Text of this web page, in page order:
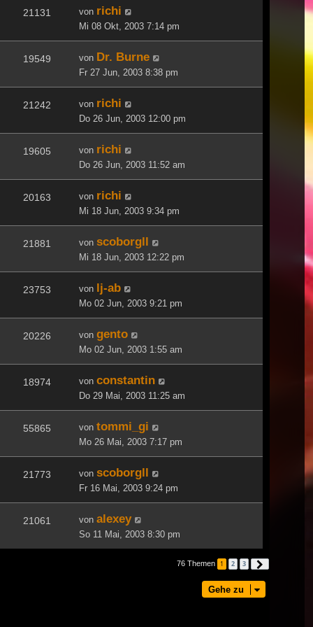
21131 von richi
Mi 08 Okt, 2003 7:14 pm
19549 von Dr. Burne
Fr 27 Jun, 2003 8:38 pm
21242 von richi
Do 26 Jun, 2003 12:00 pm
19605 von richi
Do 26 Jun, 2003 11:52 am
20163 von richi
Mi 18 Jun, 2003 9:34 pm
21881 von scoborgll
Mi 18 Jun, 2003 12:22 pm
23753 von lj-ab
Mo 02 Jun, 2003 9:21 pm
20226 von gento
Mo 02 Jun, 2003 1:55 am
18974 von constantin
Do 29 Mai, 2003 11:25 am
55865 von tommi_gi
Mo 26 Mai, 2003 7:17 pm
21773 von scoborgll
Fr 16 Mai, 2003 9:24 pm
21061 von alexey
So 11 Mai, 2003 8:30 pm
76 Themen 1 2 3
Gehe zu